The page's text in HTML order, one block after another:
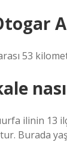
53
ilinin 13
Burada